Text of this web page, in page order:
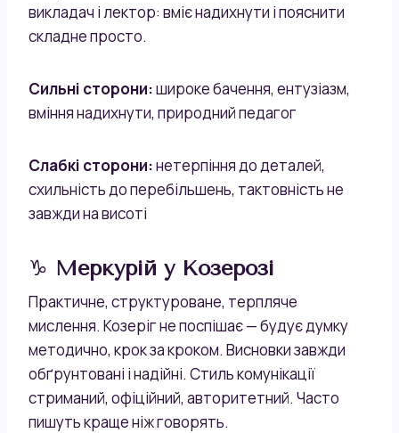
викладач і лектор: вміє надихнути і пояснити
складне просто.
Сильні сторони:широке бачення, ентузіазм,
вміння надихнути, природний педагог
Слабкі сторони:нетерпіння до деталей,
схильність до перебільшень, тактовність не
завжди на висоті
♑ Меркурій у Козерозі
Практичне, структуроване, терпляче
мислення. Козеріг не поспішає — будує думку
методично, крок за кроком. Висновки завжди
обґрунтовані і надійні. Стиль комунікації
стриманий, офіційний, авторитетний. Часто
пишуть краще ніж говорять.